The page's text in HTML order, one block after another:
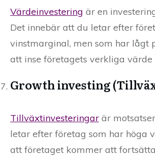
Värdeinvestering är en
Det innebär att du letar efter
vinstmarginal, men som har lågt
att inse företagets verkliga
Growth investing
Tillväxtinvesteringar är
letar efter företag som har höga
att företaget kommer att